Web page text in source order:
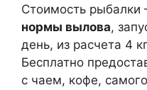
Стоимость
нормы вылова,
день, из расчета 4
Бесплатно
с чаем, кофе,